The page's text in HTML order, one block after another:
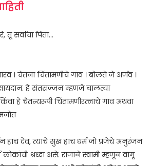
सर्वांचा पिता...
चेतना चिंतामणीचे गांव । बोलते जे अर्णव ।
हे संतसज्जन म्हणजे चालत्या
हे चैतन्यरूपी चिंतामणीरत्नाचे गाव अथवा
हाच देव, त्याचे सुख हाच धर्म जो प्रजेचे अनुरंजन
लोकांची श्रध्दा असे. राजाने स्वामी म्हणून वागू